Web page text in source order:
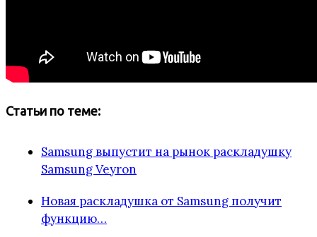
Статьи по теме:
Samsung выпустит на рынок раскладушку
Samsung Veyron
Новая раскладушка от Samsung получит
функцию…